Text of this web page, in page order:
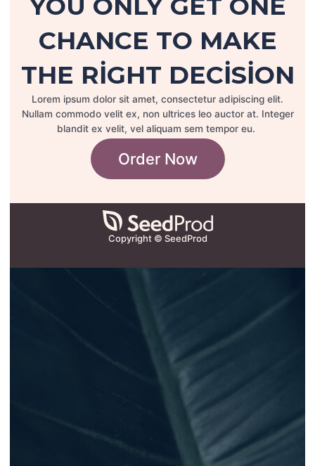
YOU ONLY GET ONE
CHANCE TO MAKE
THE RIGHT DECISION
Lorem ipsum dolor sit amet, consectetur adipiscing elit.
Nullam commodo velit ex, non ultrices leo auctor at. Integer
blandit ex velit, vel aliquam sem tempor eu.
Order Now
Copyright © SeedProd